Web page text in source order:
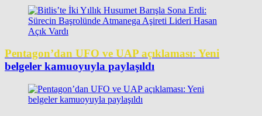
Pentagon’dan UFO ve UAP açıklaması: Yeni
belgeler kamuoyuyla paylaşıldı